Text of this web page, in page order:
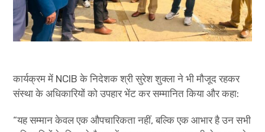
कार्यक्रम में NCIB के निदेशक श्री सुरेश शुक्ला ने भी मौजूद रहकर
संस्था के अधिकारियों को उपहार भेंट कर सम्मानित किया और कहा:
“यह सम्मान केवल एक औपचारिकता नहीं, बल्कि एक आभार है उन सभी